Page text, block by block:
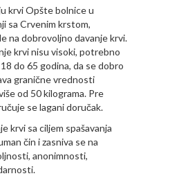
krvi Opšte bolnice u
sa Crvenim krstom,
na dobrovoljno davanje krvi.
krvi nisu visoki, potrebno
do 65 godina, da se dobro
granične vrednosti
od 50 kilograma. Pre
se lagani doručak.
krvi sa ciljem spašavanja
čin i zasniva se na
anonimnosti,